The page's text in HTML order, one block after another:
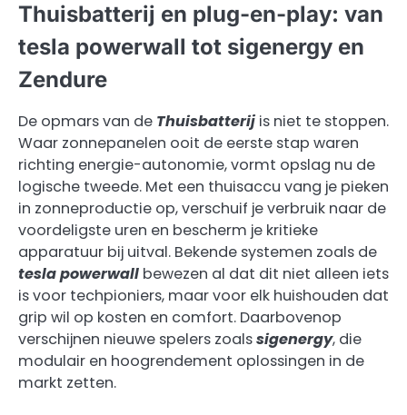
Thuisbatterij en plug-en-play: van
tesla powerwall tot sigenergy en
Zendure
De opmars van de Thuisbatterij is niet te stoppen.
Waar zonnepanelen ooit de eerste stap waren
richting energie-autonomie, vormt opslag nu de
logische tweede. Met een thuisaccu vang je pieken
in zonneproductie op, verschuif je verbruik naar de
voordeligste uren en bescherm je kritieke
apparatuur bij uitval. Bekende systemen zoals de
tesla powerwall bewezen al dat dit niet alleen iets
is voor techpioniers, maar voor elk huishouden dat
grip wil op kosten en comfort. Daarbovenop
verschijnen nieuwe spelers zoalssigenergy, die
modulair en hoogrendement oplossingen in de
markt zetten.